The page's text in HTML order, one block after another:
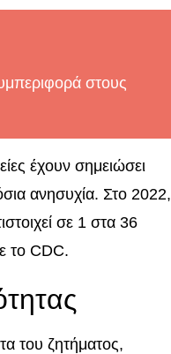
στους
έχουν σημειώσει
ανησυχία. Στο 2022,
σε 1 στα 36
το CDC.
του ζητήματος,